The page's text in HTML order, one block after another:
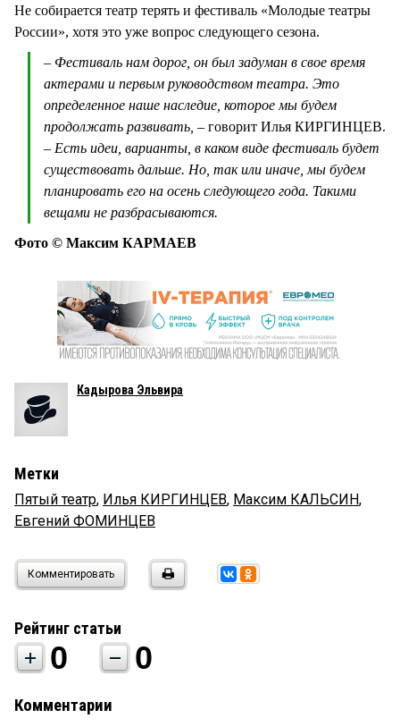
Не собирается театр терять и фестиваль «Молодые театры
России», хотя это уже вопрос следующего сезона.
– Фестиваль нам дорог, он был задуман в свое время
актерами и первым руководством театра. Это
определенное наше наследие, которое мы будем
продолжать развивать, – говорит Илья КИРГИНЦЕВ.
– Есть идеи, варианты, в каком виде фестиваль будет
существовать дальше. Но, так или иначе, мы будем
планировать его на осень следующего года. Такими
вещами не разбрасываются.
Фото © Максим КАРМАЕВ
Кадырова Эльвира
Метки
Пятый театр, Илья КИРГИНЦЕВ, Максим КАЛЬСИН,
Евгений ФОМИНЦЕВ
Комментировать
Рейтинг статьи
0 0
Комментарии